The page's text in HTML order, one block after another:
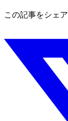
この記事をシェア